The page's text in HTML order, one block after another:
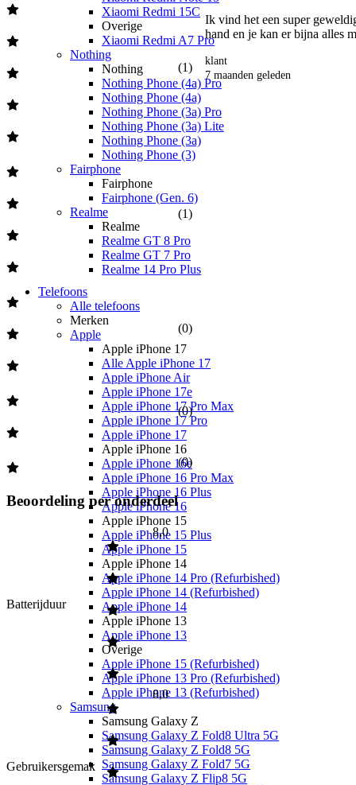
Xiaomi Redmi 15C
Overige
Xiaomi Redmi A7 Pro
Nothing
Nothing
Nothing Phone (4a) Pro
Nothing Phone (4a)
Nothing Phone (3a) Pro
Nothing Phone (3a) Lite
Nothing Phone (3a)
Nothing Phone (3)
Fairphone
Fairphone
Fairphone (Gen. 6)
Realme
Realme
Realme GT 8 Pro
Realme GT 7 Pro
Realme 14 Pro Plus
Telefoons
Alle telefoons
Merken
Apple
Apple iPhone 17
Alle Apple iPhone 17
Apple iPhone Air
Apple iPhone 17e
Apple iPhone 17 Pro Max
Apple iPhone 17 Pro
Apple iPhone 17
Apple iPhone 16
Apple iPhone 16e
Apple iPhone 16 Pro Max
Apple iPhone 16 Plus
Apple iPhone 16
Apple iPhone 15
Apple iPhone 15 Plus
Apple iPhone 15
Apple iPhone 14
Apple iPhone 14 Pro (Refurbished)
Apple iPhone 14 (Refurbished)
Apple iPhone 14
Apple iPhone 13
Apple iPhone 13
Overige
Apple iPhone 15 (Refurbished)
Apple iPhone 13 Pro (Refurbished)
Apple iPhone 13 (Refurbished)
Samsung
Samsung Galaxy Z
Samsung Galaxy Z Fold8 Ultra 5G
Samsung Galaxy Z Fold8 5G
Samsung Galaxy Z Fold7 5G
Samsung Galaxy Z Flip8 5G
(1)
(1)
(0)
(0)
(0)
Beoordeling per onderdeel
Batterijduur
8,0
Gebruikersgemak
8,0
Ik vind het een super
hand en je kan er bijna alles
klant
7 maanden geleden